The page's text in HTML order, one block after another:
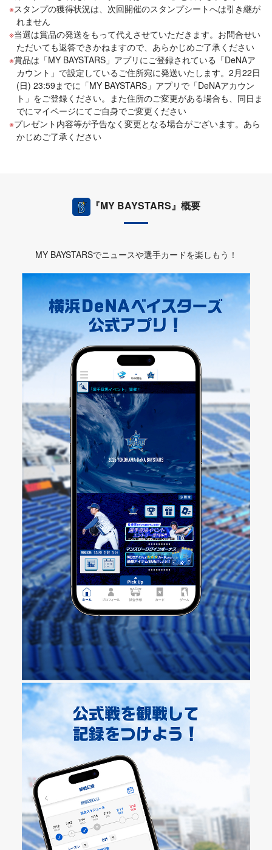
スタンプの獲得状況は、次回開催のスタンプシートへは引き継が
れません
当選は賞品の発送をもって代えさせていただきます。お問合せい
ただいても返答できかねますので、あらかじめご了承ください
賞品は「MY BAYSTARS」アプリにご登録されている「DeNAア
カウント」で設定しているご住所宛に発送いたします。2月22日
(日) 23:59までに「MY BAYSTARS」アプリで「DeNAアカウン
ト」をご登録ください。また住所のご変更がある場合も、同日ま
でにマイページにてご自身でご変更ください
プレゼント内容等が予告なく変更となる場合がございます。あら
かじめご了承ください
『MY BAYSTARS』概要
MY BAYSTARSでニュースや選手カードを楽しもう！